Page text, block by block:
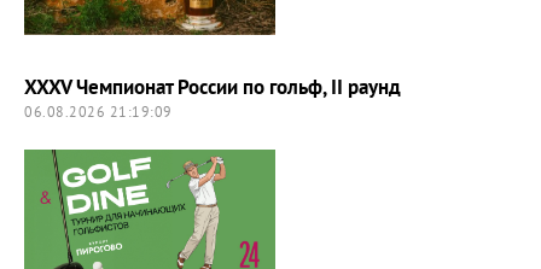
XXXV Чемпионат России по гольф, II раунд
06.08.2026 21:19:09